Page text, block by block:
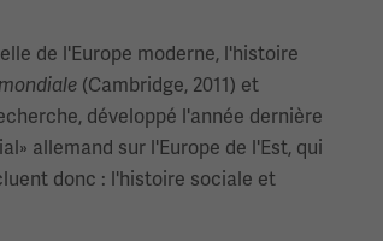
de l'Europe moderne, l'histoire
(Cambridge, 2011) et
développé l'année dernière
allemand sur l'Europe de l'Est, qui
donc : l'histoire sociale et